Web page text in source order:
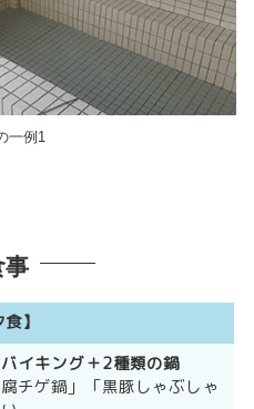
一例1
事
食】
イキング＋2種類の鍋
チゲ鍋」「黒豚しゃぶしゃ